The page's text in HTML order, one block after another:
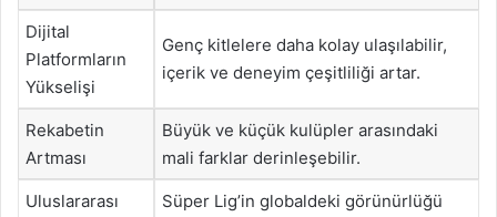
Dijital
Platformların
Yükselişi
Genç kitlelere daha kolay ulaşılabilir,
içerik ve deneyim çeşitliliği artar.
Rekabetin
Artması
Büyük ve küçük kulüpler arasındaki
mali farklar derinleşebilir.
Uluslararası
Süper Lig’in globaldeki görünürlüğü